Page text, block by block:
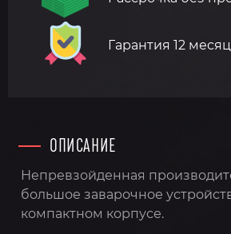
Гарантия 12
ОПИСАНИЕ
Непревзойденная
большое заварочное
компактном корпусе.